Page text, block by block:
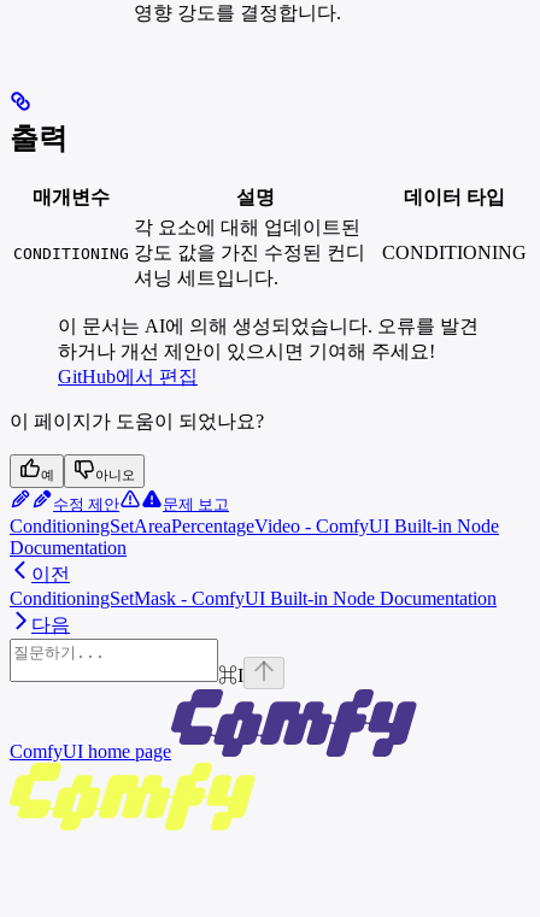
영향 강도를 결정합니다.
출력
매개변수 설명 데이터 타입
CONDITIONING
각 요소에 대해 업데이트된
강도 값을 가진 수정된 컨디
셔닝 세트입니다.
CONDITIONING
이 문서는 AI에 의해 생성되었습니다. 오류를 발견
하거나 개선 제안이 있으시면 기여해 주세요!
GitHub에서 편집
이 페이지가 도움이 되었나요?
예 아니오
수정 제안 문제 보고
ConditioningSetAreaPercentageVideo - ComfyUI Built-in Node
Documentation
이전
ConditioningSetMask - ComfyUI Built-in Node Documentation
다음
⌘I
ComfyUI home page